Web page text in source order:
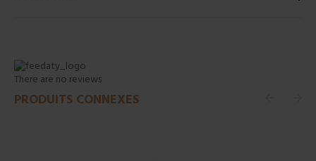
There are no reviews
PRODUITS CONNEXES